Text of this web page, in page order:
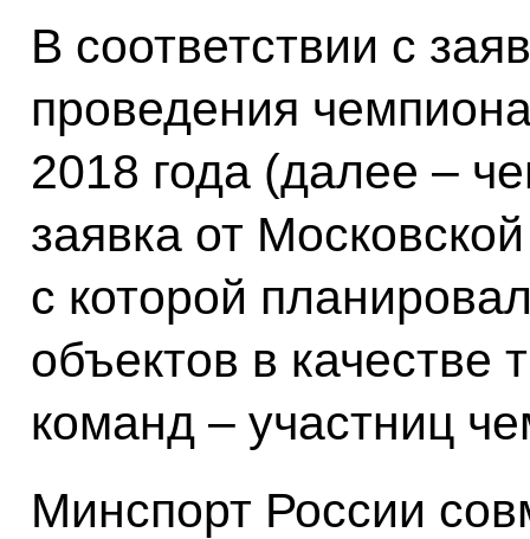
В соответствии с
проведения
2018 года (далее –
заявка от
с которой
объектов в качестве
команд – участниц
Минспорт России